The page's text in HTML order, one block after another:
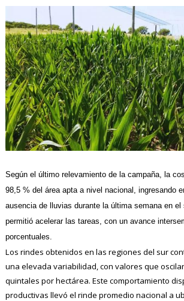
Según el último relevamiento de la campaña, la
98,5 % del área apta a nivel nacional, ingresando
ausencia de lluvias durante la última semana en el
permitió acelerar las tareas, con un avance
porcentuales.
Los rindes obtenidos en las regiones del sur
una elevada variabilidad, con valores que
quintales por hectárea. Este comportamiento
productivas llevó el rinde promedio nacional a